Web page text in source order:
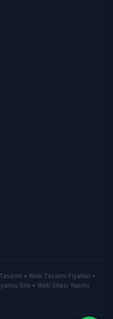
• Web Tasarım Fiyatları •
Site • Web Sitesi Yapımı